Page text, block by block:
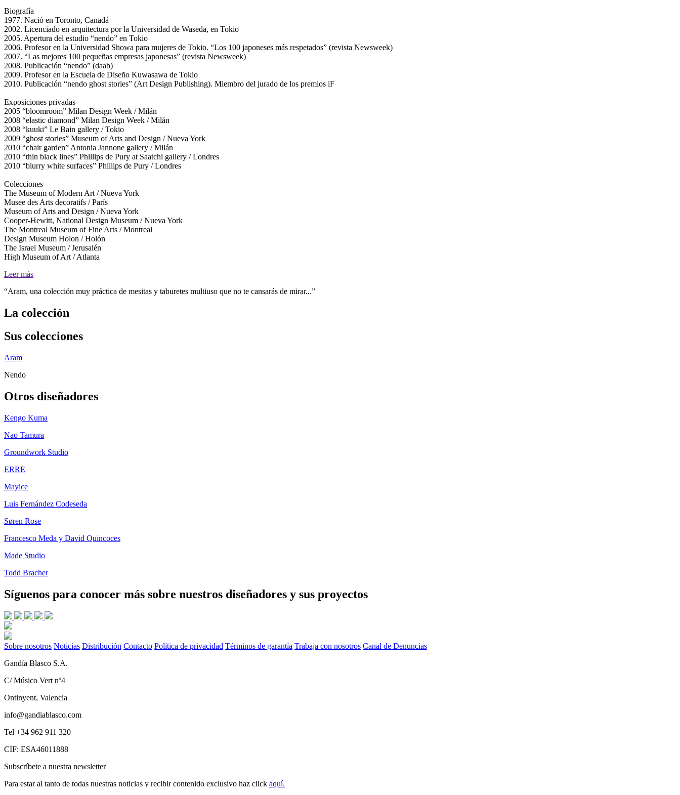
Biografía
1977. Nació en Toronto, Canadá
2002. Licenciado en arquitectura por la Universidad de Waseda, en Tokio
2005. Apertura del estudio “nendo” en Tokio
2006. Profesor en la Universidad Showa para mujeres de Tokio. “Los 100 japoneses más respetados” (revista Newsweek)
2007. “Las mejores 100 pequeñas empresas japonesas” (revista Newsweek)
2008. Publicación “nendo” (daab)
2009. Profesor en la Escuela de Diseño Kuwasawa de Tokio
2010. Publicación “nendo ghost stories” (Art Design Publishing). Miembro del jurado de los premios iF
Exposiciones privadas
2005 “bloomroom” Milan Design Week / Milán
2008 “elastic diamond” Milan Design Week / Milán
2008 “kuuki” Le Bain gallery / Tokio
2009 “ghost stories” Museum of Arts and Design / Nueva York
2010 “chair garden” Antonia Jannone gallery / Milán
2010 “thin black lines” Phillips de Pury at Saatchi gallery / Londres
2010 “blurry white surfaces” Phillips de Pury / Londres
Colecciones
The Museum of Modern Art / Nueva York
Musee des Arts decoratifs / París
Museum of Arts and Design / Nueva York
Cooper-Hewitt, National Design Museum / Nueva York
The Montreal Museum of Fine Arts / Montreal
Design Museum Holon / Holón
The Israel Museum / Jerusalén
High Museum of Art / Atlanta
Leer más
“Aram, una colección muy práctica de mesitas y taburetes multiuso que no te cansarás de mirar...”
La colección
Sus colecciones
Aram
Nendo
Otros diseñadores
Kengo Kuma
Nao Tamura
Groundwork Studio
ERRE
Mayice
Luis Fernández Codeseda
Søren Rose
Francesco Meda y David Quincoces
Made Studio
Todd Bracher
Síguenos para conocer más sobre nuestros diseñadores y sus proyectos
Sobre nosotros Noticias Distribución Contacto Política de privacidad Términos de garantía Trabaja con nosotros Canal de Denuncias
Gandía Blasco S.A.
C/ Músico Vert nº4
Ontinyent, Valencia
info@gandiablasco.com
Tel +34 962 911 320
CIF: ESA46011888
Subscríbete a nuestra newsletter
Para estar al tanto de todas nuestras noticias y recibir contenido exclusivo haz click aquí.